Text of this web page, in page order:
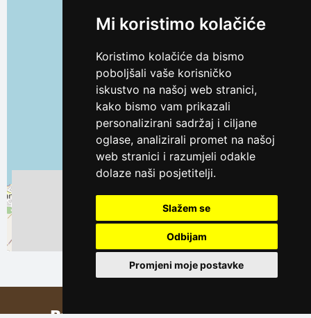
Mi koristimo kolačiće
Koristimo kolačiće da bismo
poboljšali vaše korisničko
iskustvo na našoj web stranici,
kako bismo vam prikazali
personalizirani sadržaj i ciljane
oglase, analizirali promet na našoj
web stranici i razumjeli odakle
dolaze naši posjetitelji.
Slažem se
Odbijam
Promjeni moje postavke
Leaflet| © contributors